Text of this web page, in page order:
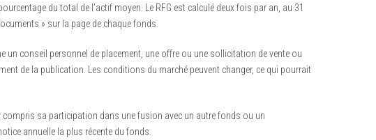
du total de l’actif moyen. Le RFG est calculé deux fois par an, au 31
» sur la page de chaque fonds.
un conseil personnel de placement, une offre ou une sollicitation de vente ou
de la publication. Les conditions du marché peuvent changer, ce qui pourrait
compris sa participation dans une fusion avec un autre fonds ou un
annuelle la plus récente du fonds.